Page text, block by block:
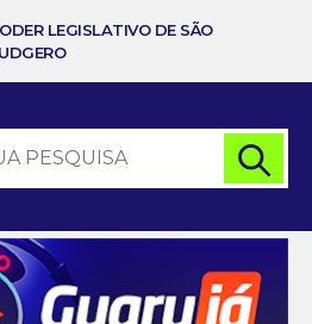
LEGISLATIVO DE SÃO